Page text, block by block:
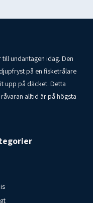
en torr, sval plats
AB 00-46-70-
undantagen idag. Den
på en fisketrålare
upp på däcket. Detta
alltid är på högsta